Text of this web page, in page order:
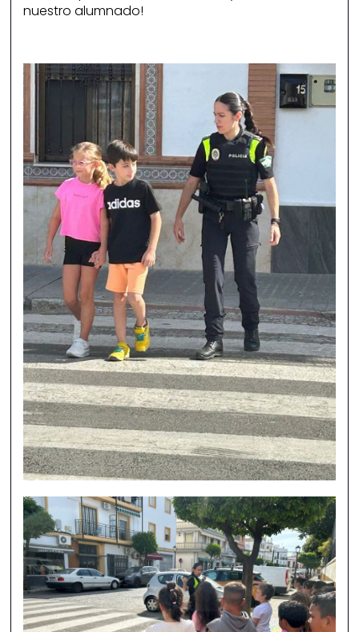
nuestro alumnado!